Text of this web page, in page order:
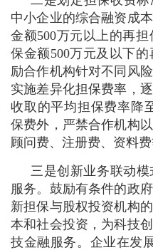
中小企业的综合融资成
金额500万元以上的再
保金额500万元及以下
励合作机构针对不同风
实施差异化担保费率，
收取的平均担保费率降
保费外，严禁合作机构
顾问费、注册费、资料
三是创新业务联动
服务。鼓励有条件的政
新担保与股权投资机构
本和社会投资，为科技
技金融服务。企业在发